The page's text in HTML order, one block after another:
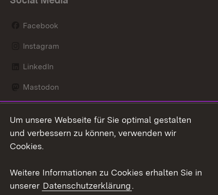
Facebook
Instagram
LinkedIn
Mastodon
X / Twitter
Youtube
Kontakt
Datenschutz
Um unsere Webseite für Sie optimal gestalten
und verbessern zu können, verwenden wir
Cookies.
Weitere Informationen zu Cookies erhalten Sie in
unserer Datenschutzerklärung.